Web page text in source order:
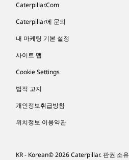
Caterpillar.com
Caterpillar에 문의
내 마케팅 기본 설정
사이트 맵
Cookie Settings
법적 고지
개인정보취급방침
위치정보 이용약관
KR - Korean© 2026 Caterpillar. 판권 소유